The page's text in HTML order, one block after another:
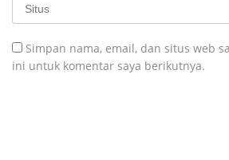
Simpan nama, email, dan situs web
ini untuk komentar saya berikutnya.